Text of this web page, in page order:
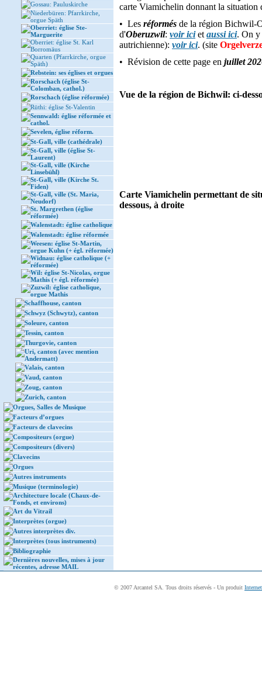
Gossau: Pauluskirche
Niederbüren: Pfarrkirche,
orgue Späth
Oberriet: église Ste-
Marguerite
Oberriet: église St. Karl
Borromäus
Quarten (Pfarrkirche, orgue
Späth)
Rebstein: ses églises et orgues
Rorschach (église St-
Colomban, cathol.)
Rorschach (église réformée)
Rüthi: église St-Valentin
Sennwald: église réformée et
cathol.
Sevelen, église réform.
St-Gall, ville (cathédrale)
St-Gall, ville (église St-
Laurent)
St-Gall, ville (Kirche
Linsebühl)
St-Gall, ville (Kirche St.
Fiden)
St-Gall, ville (St. Maria,
Neudorf)
St. Margrethen (église
réformée)
Walenstadt: église catholique
Walenstadt: église réformée
Weesen: église St-Martin,
orgue Kuhn (+ égl. réformée)
Widnau: église catholique (+
réformée)
Wil: église St-Nicolas, orgue
Mathis (+ égl. réformée)
Zuzwil: église catholique,
orgue Mathis
Schaffhouse, canton
Schwyz (Schwytz), canton
Soleure, canton
Tessin, canton
Thurgovie, canton
Uri, canton (avec mention
Andermatt)
Valais, canton
Vaud, canton
Zoug, canton
Zurich, canton
Orgues, Salles de Musique
Facteurs d’orgues
Facteurs de clavecins
Compositeurs (orgue)
Compositeurs (divers)
Clavecins
Orgues
Autres instruments
Musique (terminologie)
Architecture locale (Chaux-de-
Fonds, et environs)
Art du Vitrail
Interprètes (orgue)
Autres interprètes div.
Interprètes (tous instruments)
Bibliographie
Dernières nouvelles, mises à jour
récentes, adresse MAIL
carte Viamichelin donnant la situation
• Les réformés de la région Bichwil-
d'Oberuzwil: voir iciet aussi ici. On
autrichienne): voir ici. (site
• Révision de cette page en juillet
Vue de la région de Bichwil: ci-
Carte Viamichelin permettant de
dessous, à droite
© 2007 Arcantel SA. Tous droits réservés - Un produit